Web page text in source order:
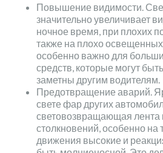
Повышение видимости.
значительно увеличивает
ночное время, при плохих
также на плохо
особенно важно для
средств, которые могут
заметны другим водителям.
Предотвращение аварий.
свете фар других
световозвращающая лента
столкновений, особенно на
движения высокие и